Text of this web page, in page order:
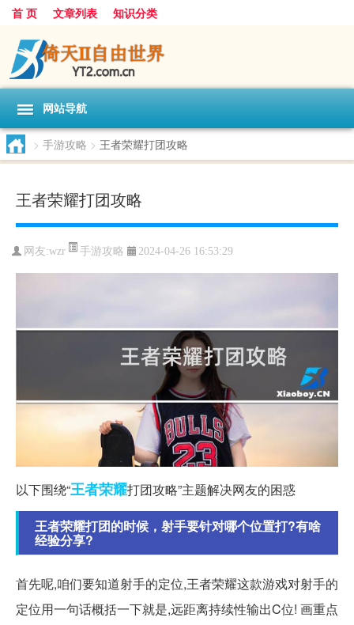
首 页 文章列表 知识分类
网站导航
> 手游攻略 > 王者荣耀打团攻略
王者荣耀打团攻略
网友:wzr 手游攻略 2024-04-26 16:53:29
以下围绕“王者荣耀打团攻略”主题解决网友的困惑
王者荣耀打团的时候，射手要针对哪个位置打?有啥
经验分享?
首先呢,咱们要知道射手的定位,王者荣耀这款游戏对射手的
定位用一句话概括一下就是,远距离持续性输出C位! 画重点